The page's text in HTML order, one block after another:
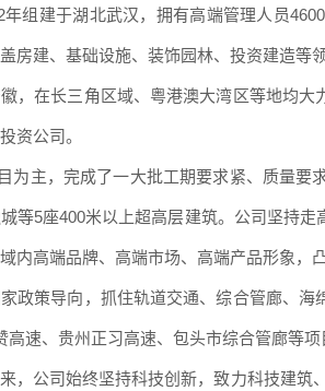
年组建于湖北武汉，拥有高端管理人员
房建、基础设施、装饰园林、投资建造等领
，在长三角区域、粤港澳大湾区等地均大
资公司。
为主，完成了一大批工期要求紧、质量
等5座400米以上超高层建筑。公司坚持
内高端品牌、高端市场、高端产品形象，
政策导向，抓住轨道交通、综合管廊、海
速、贵州正习高速、包头市综合管廊等
，公司始终坚持科技创新，致力科技建筑